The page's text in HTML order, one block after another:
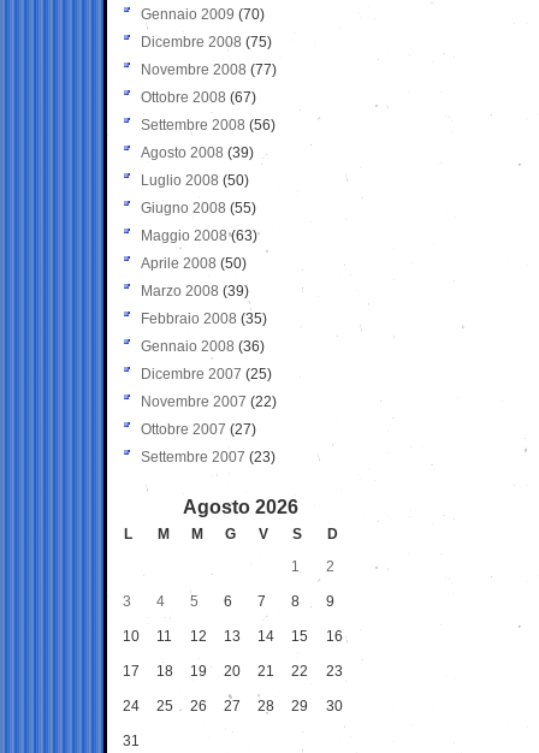
Gennaio 2009 (70)
Dicembre 2008 (75)
Novembre 2008 (77)
Ottobre 2008 (67)
Settembre 2008 (56)
Agosto 2008 (39)
Luglio 2008 (50)
Giugno 2008 (55)
Maggio 2008(63)
Aprile 2008 (50)
Marzo 2008 (39)
Febbraio 2008 (35)
Gennaio 2008 (36)
Dicembre 2007 (25)
Novembre 2007 (22)
Ottobre 2007 (27)
Settembre 2007 (23)
Agosto 2026
L M M G V S
D
1
2
3 4 5 6 7 8 9
10 11 12 13 14 15 16
17 18 19 20 21 22 23
24 25 26 27 28 29 30
31